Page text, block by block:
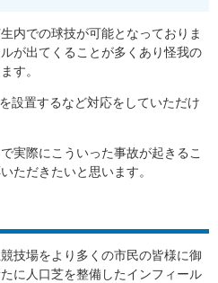
内での球技が可能となっておりま
が出てくることが多くあり怪我の
す。
設置するなど対応をしていただけ
実際にこういった事故が起きるこ
ただきたいと思います。
技場をより多くの市民の皆様に御
に人口芝を整備したインフィール